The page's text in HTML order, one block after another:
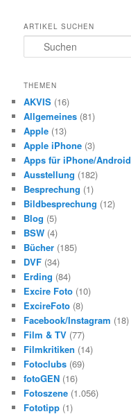
ARTIKEL SUCHEN
u
h
n
THEMEN
AKVIS (16)
Allgemeines (81)
Apple (13)
Apple iPhone (3)
Apps für iPhone/Android
Ausstellung (182)
Besprechung (1)
Bildbesprechung (12)
Blog (5)
BSW (4)
Bücher (185)
DVF (34)
Erding (84)
Excire Foto (10)
ExcireFoto (8)
Facebook/Instagram (18)
Film & TV (77)
Filmkritiken (14)
Fotoclubs (69)
fotoGEN (16)
Fotoszene (1.056)
Fototipp (1)